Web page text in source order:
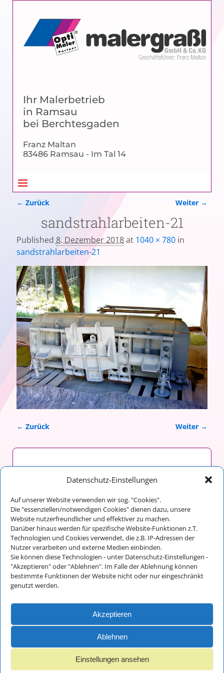
Datenschutz-Einstellungen
Auf unserer Website verwenden wir sog. "Cookies".
Die "essenziellen/notwendigen Cookies" dienen dazu, unsere
Website nutzerfreundlicher und effektiver zu machen.
Darüber hinaus werden für spezifische Website-Funktionen z.T.
Technologien und Cookies verwendet, die z.B. IP-Adressen der
Nutzer verarbeiten und externe Medien einbinden.
Sie können diese Technologien - unter Datenschutz-Einstellungen -
"Akzeptieren" oder "Ablehnen". Im Falle der Ablehnung können
bestimmte Funktionen der Website nicht oder nur eingeschränkt
genutzt werden.
Akzeptieren
Ablehnen
Einstellungen ansehen
Ihr Malerbetrieb
in Ramsau
bei Berchtesgaden
Franz Maltan
83486 Ramsau - Im Tal 14
Bilder-Navigation
← Zurück Weiter →
sandstrahlarbeiten-21
Published 8. Dezember 2018at 1040 × 780in
sandstrahlarbeiten-21
← Zurück Weiter →
malergraßl GmbH & Co. KG
Im Tal 14
83486 Ramsau bei Berchtesgaden
Kontakt:
Telefon: +49 (0) 8657/648
Fax: +49 (0) 8657/712
Impressum und
© 2018 - 2025 malergraßl GmbH - Webdesign Ernst Wurm und
Florian Wurm GbR